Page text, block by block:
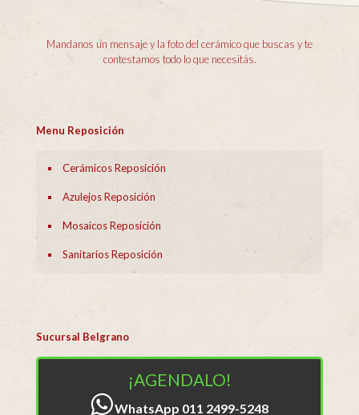
Mandanos un mensaje y la foto del cerámico que buscas y te
contestamos todo lo que necesitás.
Menu Reposición
Cerámicos Reposición
Azulejos Reposición
Mosaicos Reposición
Sanitarios Reposición
Sucursal Belgrano
¡AGENDALO!
WhatsApp 011 2499-5248